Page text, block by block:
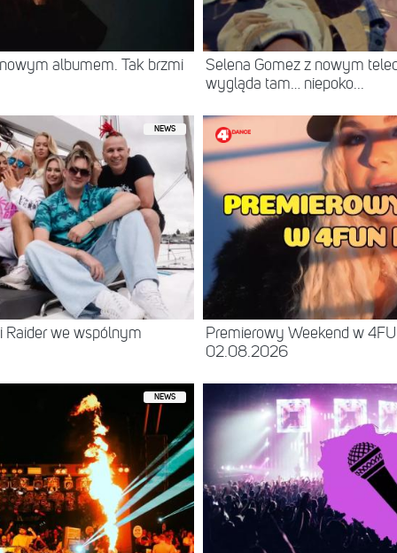
albumem. Tak brzmi
Selena Gomez z nowym
wygląda tam… niepoko...
NEWS
Raider we wspólnym
Premierowy Weekend w
02.08.2026
NEWS